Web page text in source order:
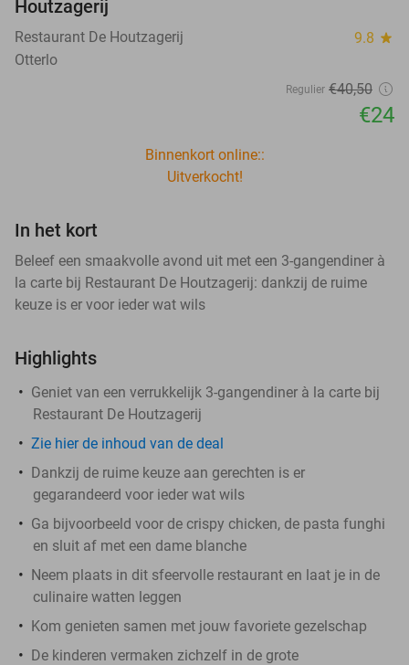
Houtzagerij
Restaurant De Houtzagerij 9.8 star
Otterlo
Regulier €40,50
€24
Binnenkort online::
Uitverkocht!
In het kort
Beleef een smaakvolle avond uit met een 3-gangendiner à
la carte bij Restaurant De Houtzagerij: dankzij de ruime
keuze is er voor ieder wat wils
Highlights
Geniet van een verrukkelijk 3-gangendiner à la carte bij
Restaurant De Houtzagerij
Zie hier de inhoud van de deal
Dankzij de ruime keuze aan gerechten is er
gegarandeerd voor ieder wat wils
Ga bijvoorbeeld voor de crispy chicken, de pasta funghi
en sluit af met een dame blanche
Neem plaats in dit sfeervolle restaurant en laat je in de
culinaire watten leggen
Kom genieten samen met jouw favoriete gezelschap
De kinderen vermaken zichzelf in de grote